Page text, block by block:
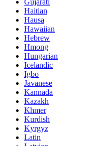
Gujarati
Haitian
Hausa
Hawaiian
Hebrew
Hmong
Hungarian
Icelandic
Igbo
Javanese
Kannada
Kazakh
Khmer
Kurdish
Kyrgyz
Latin